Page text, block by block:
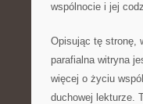
wspólnocie i jej
Opisując tę stronę,
parafialna witryna
więcej o życiu
duchowej lekturze.